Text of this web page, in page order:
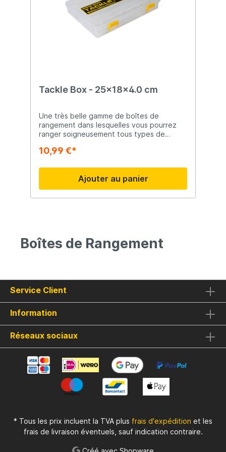
stevige scharniervergrendelingen - twee
aan de voorkant en
Tackle Box - 25x18x4.0 cm
Une très belle gamme de boîtes de
rangement dans lesquelles vous pourrez
ranger soigneusement tous types de
10,99 €*
Ajouter au panier
Boîtes de Rangement
Service Client
Information
Réseaux sociaux
* Tous les prix incluent la TVA plus frais d'expédition et les
frais de livraison éventuels, sauf indication contraire.
Créé avec Shopware